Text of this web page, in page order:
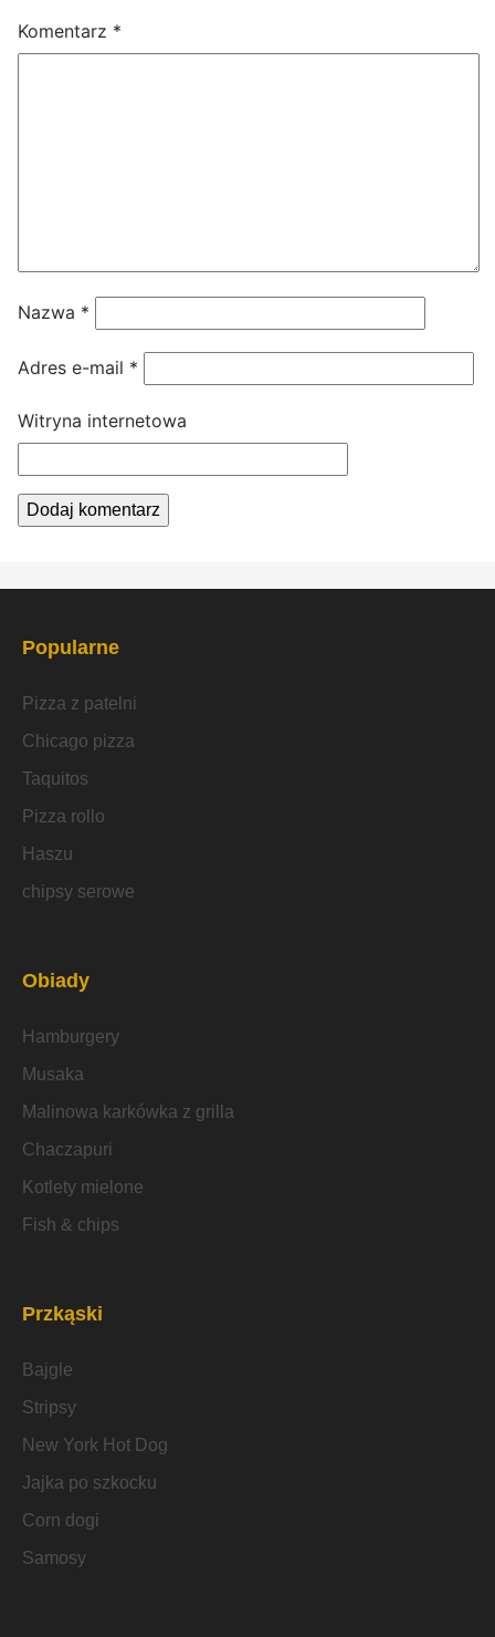
Komentarz *
Nazwa *
Adres e-mail *
Witryna internetowa
Popularne
Pizza z patelni
Chicago pizza
Taquitos
Pizza rollo
Haszu
chipsy serowe
Obiady
Hamburgery
Musaka
Malinowa karkówka z grilla
Chaczapuri
Kotlety mielone
Fish & chips
Przkąski
Bajgle
Stripsy
New York Hot Dog
Jajka po szkocku
Corn dogi
Samosy